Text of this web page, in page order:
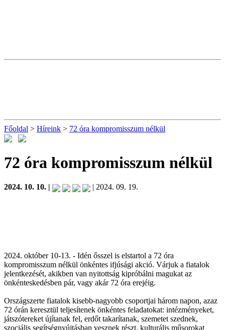
Főoldal > Híreink > 72 óra kompromisszum nélkül
72 óra kompromisszum nélkül
2024. 10. 10. | | 2024. 09. 19.
2024. október 10-13. - Idén ősszel is elstartol a 72 óra
kompromisszum nélkül önkéntes ifjúsági akció. Várjuk a fiatalok
jelentkezését, akikben van nyitottság kipróbálni magukat az
önkénteskedésben pár, vagy akár 72 óra erejéig.
Országszerte fiatalok kisebb-nagyobb csoportjai három napon, azaz
72 órán keresztül teljesítenek önkéntes feladatokat: intézményeket,
játszótereket újítanak fel, erdőt takarítanak, szemetet szednek,
szociális segítségnyújtásban vesznek részt, kulturális műsorokat